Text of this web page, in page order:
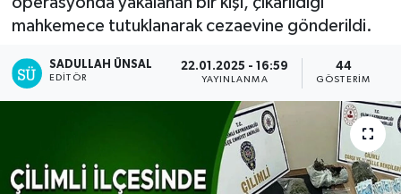
mahkemece tutuklanarak cezaevine gönderildi.
SADULLAH ÜNSAL
EDITÖR
22.01.2025 - 16:59
YAYINLANMA
44
GÖSTERIM